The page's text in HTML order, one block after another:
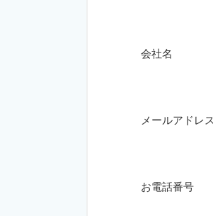
会社名
メールアドレス
お電話番号